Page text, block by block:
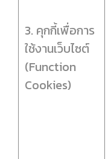
3. คุกกี้เพื่อการ
ใช้งานเว็บไซต์
(Function
Cookies)